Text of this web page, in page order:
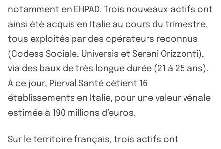
notamment en EHPAD. Trois nouveaux actifs ont
ainsi été acquis en Italie au cours du trimestre,
tous exploités par des opérateurs reconnus
(Codess Sociale, Universis et Sereni Orizzonti),
via des baux de très longue durée (21 à 25 ans).
À ce jour, Pierval Santé détient 16
établissements en Italie, pour une valeur vénale
estimée à 190 millions d’euros.
Sur le territoire français, trois actifs ont